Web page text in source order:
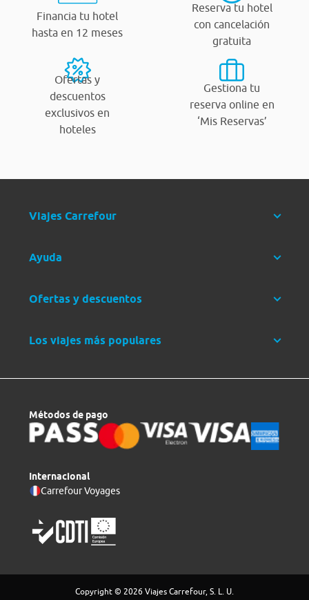
Financia tu hotel
hasta en 12 meses
Reserva tu hotel
con cancelación
gratuita
Ofertas y
descuentos
exclusivos en
hoteles
Gestiona tu
reserva online en
‘Mis Reservas’
Viajes Carrefour
Ayuda
Ofertas y descuentos
Los viajes más populares
Métodos de pago
Internacional
Carrefour Voyages
Copyright © 2026 Viajes Carrefour, S. L. U.